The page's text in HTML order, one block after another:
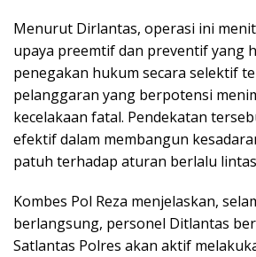
Menurut Dirlantas, operasi ini
upaya preemtif dan preventif yang
penegakan hukum secara selektif
pelanggaran yang berpotensi
kecelakaan fatal. Pendekatan
efektif dalam membangun
patuh terhadap aturan berlalu
Kombes Pol Reza menjelaskan,
berlangsung, personel Ditlantas
Satlantas Polres akan aktif